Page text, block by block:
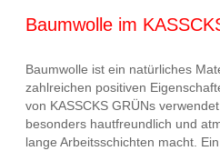
Baumwolle im
Baumwolle ist ein natürliches
zahlreichen positiven
von KASSCKS GRÜNs
besonders hautfreundlich und
lange Arbeitsschichten macht.